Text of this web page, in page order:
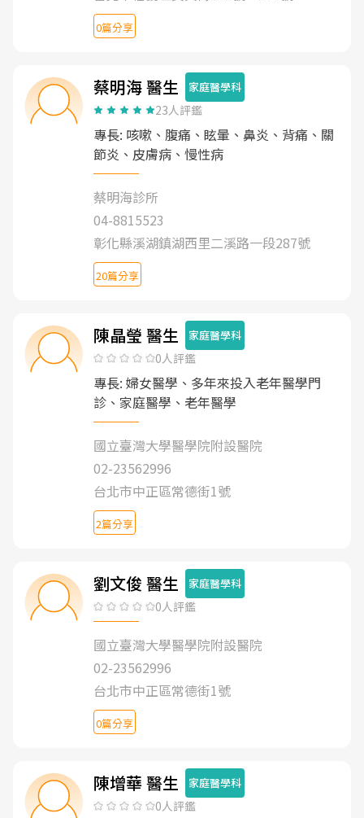
0篇分享
蔡明海 醫生 家庭醫學科
23人評鑑
專長: 咳嗽、腹痛、眩暈、鼻炎、背痛、關
節炎、皮膚病、慢性病
蔡明海診所
04-8815523
彰化縣溪湖鎮湖西里二溪路一段287號
20篇分享
陳晶瑩 醫生 家庭醫學科
0人評鑑
專長: 婦女醫學、多年來投入老年醫學門
診、家庭醫學、老年醫學
國立臺灣大學醫學院附設醫院
02-23562996
台北市中正區常德街1號
2篇分享
劉文俊 醫生 家庭醫學科
0人評鑑
國立臺灣大學醫學院附設醫院
02-23562996
台北市中正區常德街1號
0篇分享
陳增華 醫生 家庭醫學科
0人評鑑